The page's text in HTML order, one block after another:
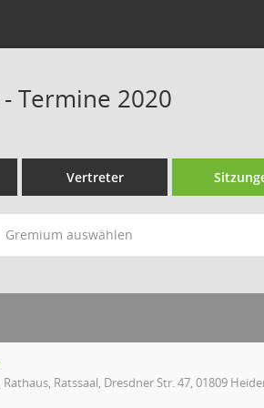
Termine 2020
Vertreter
Gremium auswählen
Ratssaal, Dresdner Str. 47, 01809